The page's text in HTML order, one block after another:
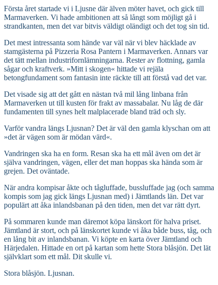
Första året startade vi i Ljusne där älven möter havet, och gick till
Marmaverken. Vi hade ambitionen att så långt som möjligt gå i
strandkanten, men det var bitvis väldigt oländigt och det tog sin tid.
Det mest intressanta som hände var väl när vi blev häcklade av
stamgästerna på Pizzeria Rosa Pantern i Marmaverken. Annars var
det tätt mellan industrifornlämningarna. Rester av flottning, gamla
sågar och kraftverk. »Mitt i skogen« hittade vi rejäla
betongfundament som fantasin inte räckte till att förstå vad det var.
Det visade sig att det gått en nästan två mil lång linbana från
Marmaverken ut till kusten för frakt av massabalar. Nu låg de där
fundamenten till synes helt malplacerade bland träd och sly.
Varför vandra längs Ljusnan? Det är väl den gamla klyschan om att
»det är vägen som är mödan värd«.
Vandringen ska ha en form. Resan ska ha ett mål även om det är
själva vandringen, vägen, eller det man hoppas ska hända som är
grejen. Det oväntade.
När andra kompisar åkte och tågluffade, bussluffade jag (och samma
kompis som jag gick längs Ljusnan med) i Jämtlands län. Det var
populärt att åka inlandsbanan på den tiden, men det var rätt dyrt.
På sommaren kunde man däremot köpa länskort för halva priset.
Jämtland är stort, och på länskortet kunde vi åka både buss, tåg, och
en lång bit av inlandsbanan. Vi köpte en karta över Jämtland och
Härjedalen. Hittade en ort på kartan som hette Stora blåsjön. Det lät
självklart som ett mål. Dit skulle vi.
Stora blåsjön. Ljusnan.